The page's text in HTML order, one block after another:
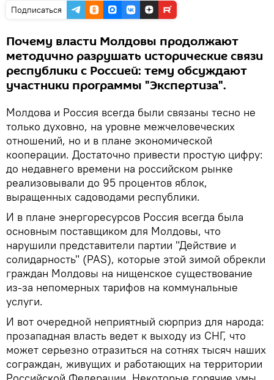
Подписаться
Почему власти Молдовы продолжают
методично разрушать исторические связи
республики с Россией: тему обсуждают
участники программы "Экспертиза".
Молдова и Россия всегда были связаны тесно не
только духовно, на уровне межчеловеческих
отношений, но и в плане экономической
кооперации. Достаточно привести простую цифру:
до недавнего времени на российском рынке
реализовывали до 95 процентов яблок,
выращенных садоводами республики.
И в плане энергоресурсов Россия всегда была
основным поставщиком для Молдовы, что
нарушили представители партии "Действие и
солидарность" (PAS), которые этой зимой обрекли
граждан Молдовы на нищенское существование
из-за непомерных тарифов на коммунальные
услуги.
И вот очередной неприятный сюрприз для народа:
прозападная власть ведет к выходу из СНГ, что
может серьезно отразиться на сотнях тысяч наших
сограждан, живущих и работающих на территории